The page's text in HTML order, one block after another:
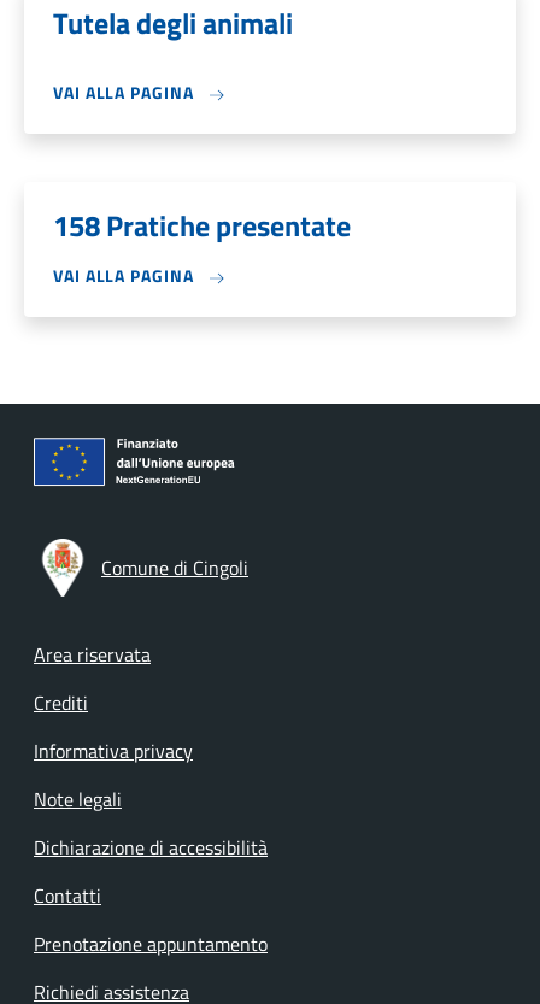
Tutela degli animali
VAI ALLA PAGINA
158 Pratiche presentate
VAI ALLA PAGINA
Comune di Cingoli
Footer menu
Area riservata
Crediti
Informativa privacy
Note legali
Dichiarazione di accessibilità
Contatti
Prenotazione appuntamento
Richiedi assistenza